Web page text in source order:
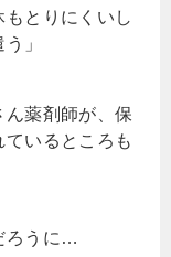
とりにくいし
」
薬剤師が、保
いるところも
ろうに…